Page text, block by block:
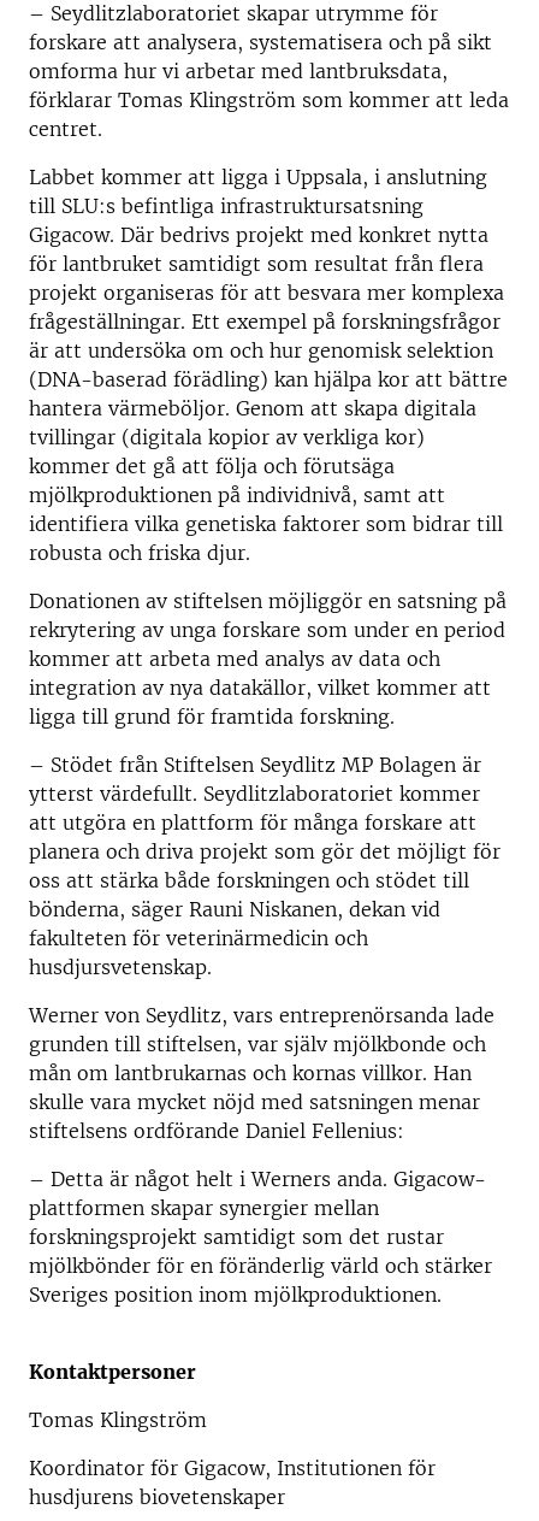
– Seydlitzlaboratoriet skapar utrymme för
forskare att analysera, systematisera och på sikt
omforma hur vi arbetar med lantbruksdata,
förklarar Tomas Klingström som kommer att leda
centret.
Labbet kommer att ligga i Uppsala, i anslutning
till SLU:s befintliga infrastruktursatsning
Gigacow. Där bedrivs projekt med konkret nytta
för lantbruket samtidigt som resultat från flera
projekt organiseras för att besvara mer komplexa
frågeställningar. Ett exempel på forskningsfrågor
är att undersöka om och hur genomisk selektion
(DNA-baserad förädling) kan hjälpa kor att bättre
hantera värmeböljor. Genom att skapa digitala
tvillingar (digitala kopior av verkliga kor)
kommer det gå att följa och förutsäga
mjölkproduktionen på individnivå, samt att
identifiera vilka genetiska faktorer som bidrar till
robusta och friska djur.
Donationen av stiftelsen möjliggör en satsning på
rekrytering av unga forskare som under en period
kommer att arbeta med analys av data och
integration av nya datakällor, vilket kommer att
ligga till grund för framtida forskning.
– Stödet från Stiftelsen Seydlitz MP Bolagen är
ytterst värdefullt. Seydlitzlaboratoriet kommer
att utgöra en plattform för många forskare att
planera och driva projekt som gör det möjligt för
oss att stärka både forskningen och stödet till
bönderna, säger Rauni Niskanen, dekan vid
fakulteten för veterinärmedicin och
husdjursvetenskap.
Werner von Seydlitz, vars entreprenörsanda lade
grunden till stiftelsen, var själv mjölkbonde och
mån om lantbrukarnas och kornas villkor. Han
skulle vara mycket nöjd med satsningen menar
stiftelsens ordförande Daniel Fellenius:
– Detta är något helt i Werners anda. Gigacow-
plattformen skapar synergier mellan
forskningsprojekt samtidigt som det rustar
mjölkbönder för en föränderlig värld och stärker
Sveriges position inom mjölkproduktionen.
Kontaktpersoner
Tomas Klingström
Koordinator för Gigacow, Institutionen för
husdjurens biovetenskaper